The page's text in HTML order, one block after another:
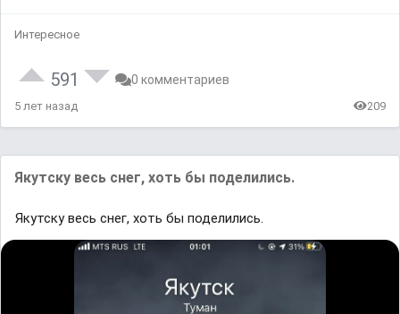
Интересное
591 0 комментариев
5 лет назад 209
Якутску весь снег, хоть бы поделились.
Якутску весь снег, хоть бы поделились.